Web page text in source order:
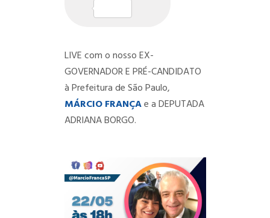
LIVE com o nosso EX-
GOVERNADOR E PRÉ-CANDIDATO
à Prefeitura de São Paulo,
MÁRCIO FRANÇAe a DEPUTADA
ADRIANA BORGO.